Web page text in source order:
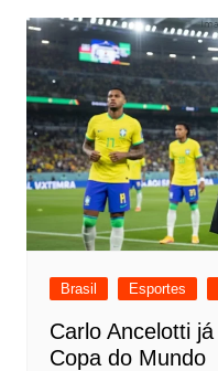
Brasil Esportes
Carlo Ancelotti
Copa do Mundo